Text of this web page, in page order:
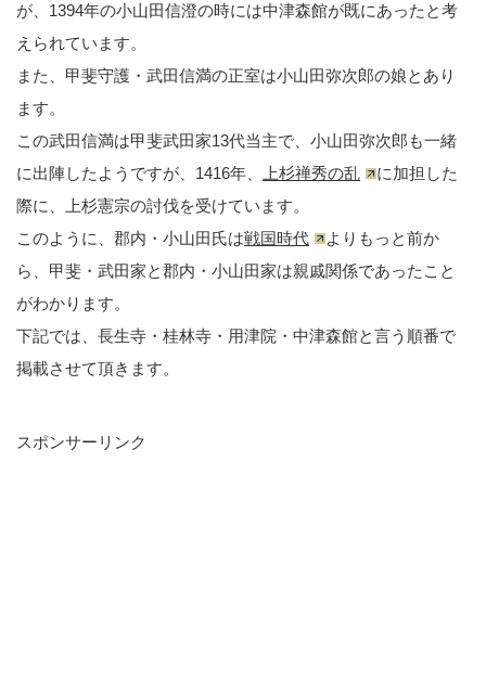
が、1394年の小山田信澄の時には中津森館が既にあったと考
えられています。
また、甲斐守護・武田信満の正室は小山田弥次郎の娘とあり
ます。
この武田信満は甲斐武田家13代当主で、小山田弥次郎も一緒
に出陣したようですが、1416年、 上杉禅秀の乱
に加担した
際に、上杉憲宗の討伐を受けています。
このように、郡内・小山田氏は戦国時代
よりもっと前か
ら、甲斐・武田家と郡内・小山田家は親戚関係であったこと
がわかります。
下記では、長生寺・桂林寺・用津院・中津森館と言う順番で
掲載させて頂きます。
スポンサーリンク